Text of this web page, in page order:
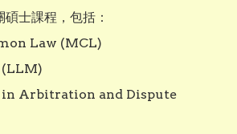
士課程，包括：
Law (MCL)
(LLM)
in Arbitration and Dispute